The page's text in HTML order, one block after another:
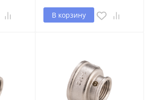
В корзину